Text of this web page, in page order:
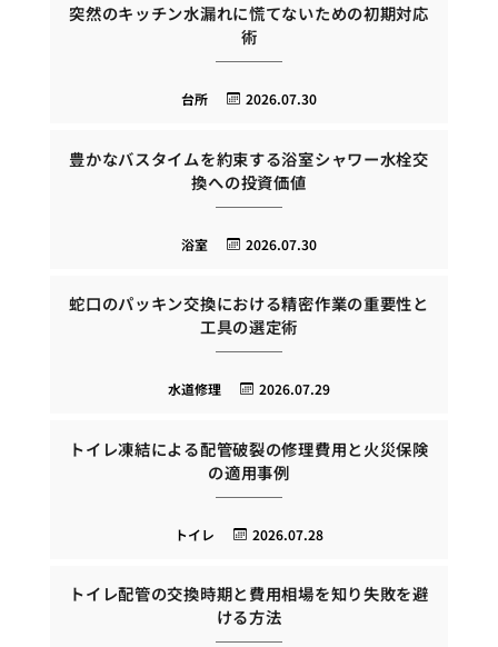
突然のキッチン水漏れに慌てないための初期対応
術
2026.07.30
台所
豊かなバスタイムを約束する浴室シャワー水栓交
換への投資価値
2026.07.30
浴室
蛇口のパッキン交換における精密作業の重要性と
工具の選定術
2026.07.29
水道修理
トイレ凍結による配管破裂の修理費用と火災保険
の適用事例
2026.07.28
トイレ
トイレ配管の交換時期と費用相場を知り失敗を避
ける方法